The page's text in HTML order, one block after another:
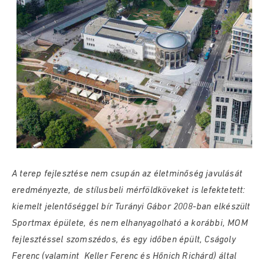
A terep fejlesztése nem csupán az életminőség javulását
eredményezte, de stílusbeli mérföldköveket is lefektetett:
kiemelt jelentőséggel bír Turányi Gábor 2008-ban elkészült
Sportmax épülete, és nem elhanyagolható a korábbi, MOM
fejlesztéssel szomszédos, és egy időben épült, Cságoly
Ferenc (valamint Keller Ferenc és Hőnich Richárd) által